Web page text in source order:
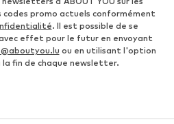
promo actuels conformément
. Il est possible de se
effet pour le futur en envoyant
ou en utilisant l'option
fin de chaque newsletter.